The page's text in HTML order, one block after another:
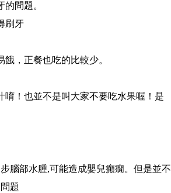
問題。
刷牙
，正餐也吃的比較少。
！也並不是叫大家不要吃水果喔！是
腦部水腫,可能造成嬰兒癲癇。但是並不
題